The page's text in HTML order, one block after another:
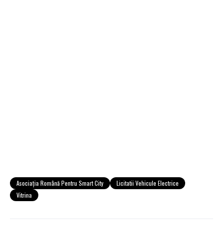
Asociația Română Pentru Smart City
Licitatii Vehicule Electrice
Vitrina